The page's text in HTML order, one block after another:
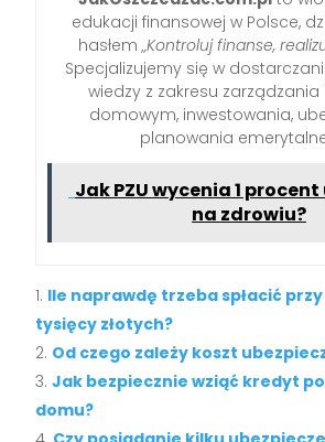
edukacji finansowej w Polsce,
hasłem „Kontroluj finanse,
Specjalizujemy się w
wiedzy z zakresu
domowym, inwestowania,
planowania
Jak PZU wycenia 1
na zdrowiu?
Ile naprawdę trzeba spłacić
tysięcy złotych?
Od czego zależy koszt
Jak bezpiecznie wziąć kredyt
domu?